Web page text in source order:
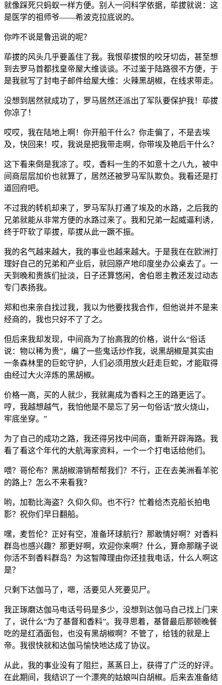
就像踩死只蚂蚁一样方便。别人一问科学依据，荜拔就说：这
是医学的祖师爷——希波克拉底说的。
你咋不说是鲁迅说的呢？
荜拔的风头几乎要盖住了我。我恨荜拔恨的咬牙切齿，甚至想
到去罗马首都找皇帝屋大维谈谈。不过鉴于陆路很不方便，于
是我就写了封电子邮件给屋大维：火辣黑胡椒，在线求带走。
没想到居然就成功了，罗马居然还派出了军队要保护我！荜拔
你凉了！
哎哎，我在陆地上啊！你开船干什么？你走偏了，不是去埃
及，快回来！哎，我说是把我带走啊，你带埃及艳后干什么？
这下看来倒是我凉了。哎，香料一生的不如意十之八九，被中
间商层层加价也就算了，居然还被罗马军队欺负。我看还是打
道回府吧。
不过我的转机却来了，罗马军队打通了埃及的水路，之后我的
兄弟就能从非常方便的水路过来了。我和兄弟一起威逼利诱，
终于吓软了荜拔，荜拔从此一蹶不振。
我的名气越来越大，我的事业也越来越大。于是我在在欧洲打
理好自己的兄弟和产业后，就回原产地印度坐办公桌去了。一
天到晚和贵族们扯淡，日子还算悠闲，舍伯恩主教还发过动态
专门表扬我。
郑和也来亲自找过我，我以为他要找我合作，但他说并不是来
经商的，我也只好不了了之。
但后来我却发现，中间商为了抬高我的价格，说什么“俗话
说：物以稀为贵”，编了一些鬼话炒作我，说黑胡椒是其实由
一条森林里的巨蛇守护，人们必须用放火赶走巨蛇，才能取得
由经过大火淬炼的黑胡椒。
价格一高，买的人就少，我就离成为香料之王的路更远了。
哼，我越想越气，我怕他是不是忘了另一句俗话“放火烧山，
牢底坐穿。”
为了自己的成功之路，我还得另找中间商，重新开辟海路。我
看了看这个年代的大航海家资料，一个一个打电话给他们。
喂？哥伦布？黑胡椒滞销帮帮我们？不行，正在去美洲看羊驼
的路上？怎么不来看我？
哟，加勒比海盗？久仰久仰。也不行？忙着给杰克船长拍电
影？祝你们早日翻船。
嘿，麦哲伦？正好有空，准备环球航行？那敢情好啊？对香料
群岛也感兴趣？那更好啊，欢迎你来啊？什么，算命那瞎子说
你活不到香料群岛？为这智障理由你还挂我电话，什么人啊这
是？
只剩下达伽马了，嗯，活要见人死要见尸。
我正琢磨达伽马电话号码是多少，没想到达伽马自己找上门来
了，说什么“为了基督和香料”。我寻思着，基督最后那顿晚餐
吃的是红酒面包，也没有黑胡椒啊？不管了，给钱的就是上
帝。我很快就和达伽马愉快地达成了协议。
从此，我的事业没有了阻拦，蒸蒸日上，获得了广泛的好评。
在此期间，我结识了一个漂亮的姑娘叫白胡椒。后来去准备结